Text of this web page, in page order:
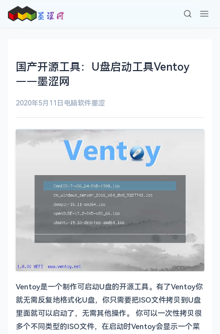
国产开源工具：U盘启动工具Ventoy
——墨涩网
2020年5月11日 电脑软件墨涩
Ventoy是一个制作可启动U盘的开源工具。有了Ventoy你
就无需反复地格式化U盘，你只需要把ISO文件拷贝到U盘
里面就可以启动了，无需其他操作。 你可以一次性拷贝很
多个不同类型的ISO文件，在启动时Ventoy会显示一个菜